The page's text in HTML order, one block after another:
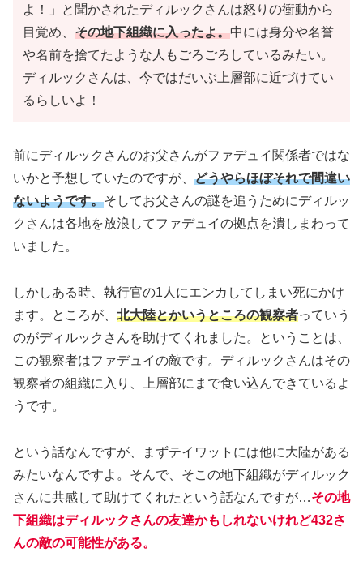
よ！」と聞かされたディルックさんは怒りの衝動から
目覚め、 その地下組織に入ったよ。中には身分や名誉
や名前を捨てたような人もごろごろしているみたい。
ディルックさんは、今ではだいぶ上層部に近づけてい
るらしいよ！
前にディルックさんのお父さんがファデュイ関係者ではな
いかと予想していたのですが、 どうやらほぼそれで間違い
ないようです。そしてお父さんの謎を追うためにディルッ
クさんは各地を放浪してファデュイの拠点を潰しまわって
いました。
しかしある時、執行官の1人にエンカしてしまい死にかけ
ます。ところが、 北大陸とかいうところの観察者っていう
のがディルックさんを助けてくれました。ということは、
この観察者はファデュイの敵です。ディルックさんはその
観察者の組織に入り、上層部にまで食い込んできているよ
うです。
という話なんですが、まずテイワットには他に大陸がある
みたいなんですよ。そんで、そこの地下組織がディルック
さんに共感して助けてくれたという話なんですが…その地
下組織はディルックさんの友達かもしれないけれど432さ
んの敵の可能性がある。